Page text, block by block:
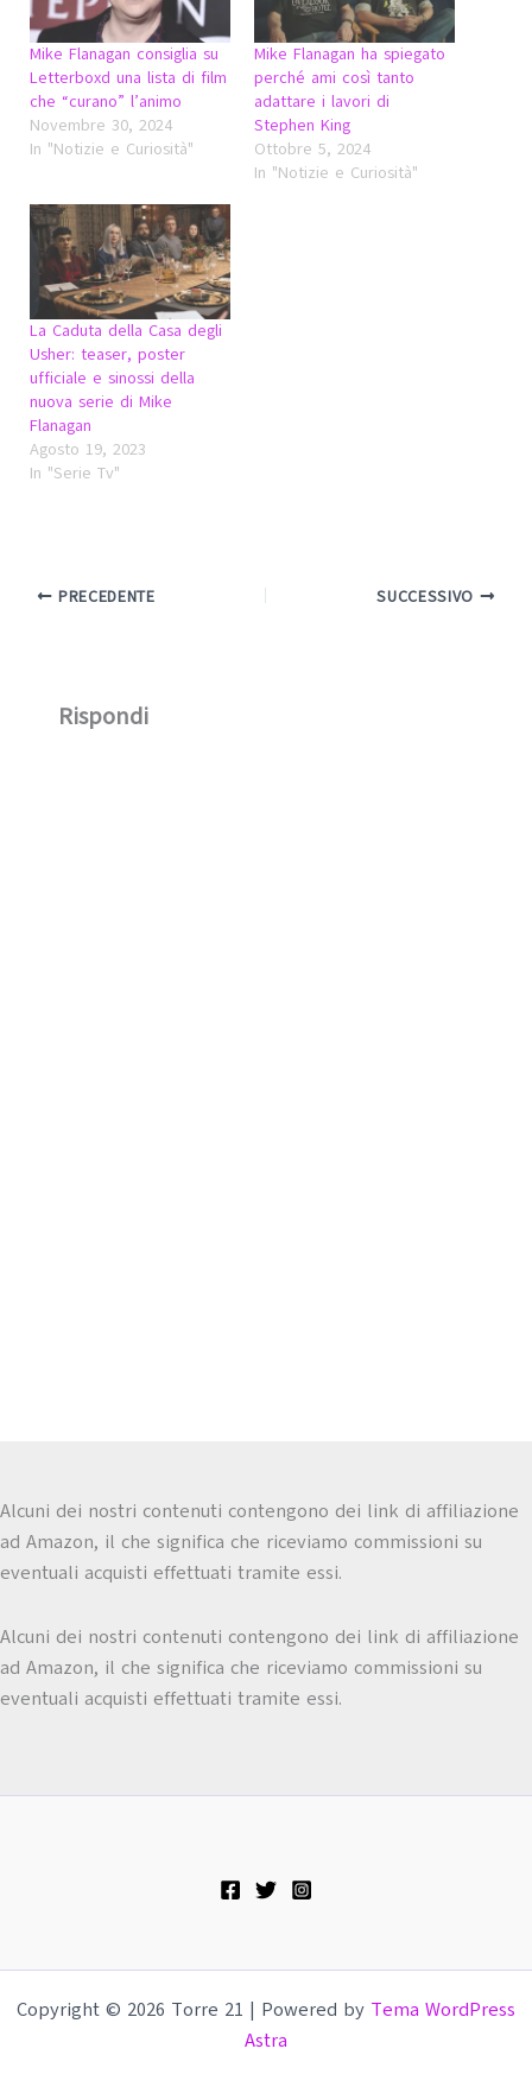
Mike Flanagan consiglia su
Letterboxd una lista di film
che “curano” l’animo
Novembre 30, 2024
In "Notizie e Curiosità"
Mike Flanagan ha spiegato
perché ami così tanto
adattare i lavori di
Stephen King
Ottobre 5, 2024
In "Notizie e Curiosità"
La Caduta della Casa degli
Usher: teaser, poster
ufficiale e sinossi della
nuova serie di Mike
Flanagan
Agosto 19, 2023
In "Serie Tv"
PRECEDENTE SUCCESSIVO
Rispondi
Alcuni dei nostri contenuti contengono dei link di affiliazione
ad Amazon, il che significa che riceviamo commissioni su
eventuali acquisti effettuati tramite essi.
Alcuni dei nostri contenuti contengono dei link di affiliazione
ad Amazon, il che significa che riceviamo commissioni su
eventuali acquisti effettuati tramite essi.
Copyright © 2026 Torre 21 | Powered by Tema WordPress
Astra